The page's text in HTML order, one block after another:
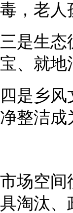
毒，老人
三是生
宝、就地
四是乡
净整洁成
市场空间
具淘汰、